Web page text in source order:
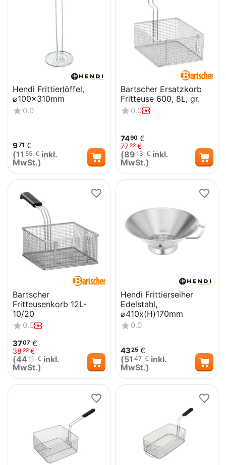
Hendi Frittierlöffel,
⌀100x310mm
0.0
971 €
(11 55 € inkl.
MwSt.)
Bartscher Ersatzkorb
Fritteuse 600, 8L, gr.
0.0
7490 €
7722 €
(89 13 € inkl.
MwSt.)
Bartscher
Fritteusenkorb 12L-
10/20
0.0
3707 €
3822 €
(44 11 € inkl.
MwSt.)
Hendi Frittierseiher
Edelstahl,
⌀410x(H)170mm
0.0
4325 €
(51 47 € inkl.
MwSt.)